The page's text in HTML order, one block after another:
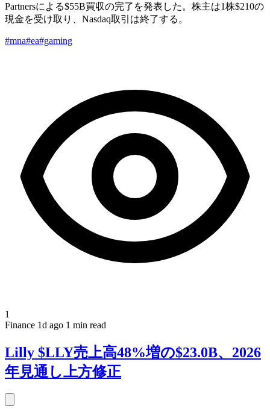
Partnersによる$55B買収の完了を発表した。株主は1株$210の
現金を受け取り、Nasdaq取引は終了する。
#mna#ea#gaming
1
Finance 1d ago 1 min read
Lilly $LLY売上高48%増の$23.0B、2026
年見通し上方修正